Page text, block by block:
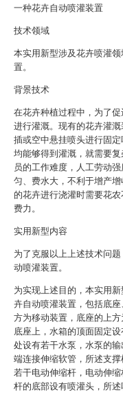
一种花卉自动喷灌装置
技术领域
本实用新型涉及花卉喷灌
置。
背景技术
在花卉种植过程中，为了
进行灌溉。现有的花卉灌
插或空中悬挂喷头进行固
均能够得到灌溉，就需要
员的工作难度，人工劳动
匀、费水大，不利于增产
的花卉进行浇灌时需要花
费力。
实用新型内容
为了克服以上上述技术问
动喷灌装置。
为实现上述目的，本实用
卉自动喷灌装置，包括底
方为移动装置，底座的上
底座上，水箱的顶面固定
处设有若干水泵，水泵的
端连接伸缩软管，所述支
若干电动伸缩杆，电动伸
杆的底部设有喷灌头，所述